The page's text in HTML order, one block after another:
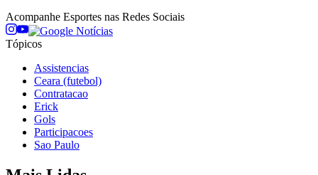
Acompanhe Esportes nas Redes Sociais
Tópicos
Assistencias
Ceara (futebol)
Contratacao
Erick
Gols
Participacoes
Sao Paulo